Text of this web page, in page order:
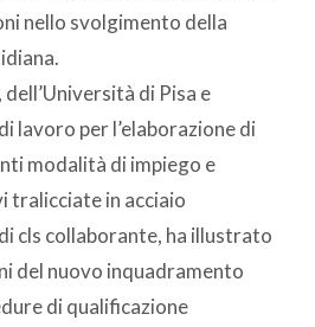
nello svolgimento della
di Pisa e
lavoro per l’elaborazione di
modalità di impiego e
tralicciate in acciaio
cls collaborante, ha illustrato
del nuovo inquadramento
di qualificazione